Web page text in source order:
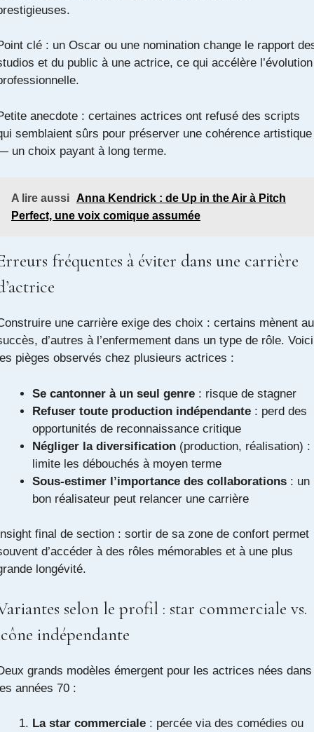
clé : un Oscar ou une nomination change le rapport
et du public à une actrice, ce qui accélère l’évolution
anecdote : certaines actrices ont refusé des scripts
semblaient sûrs pour préserver une cohérence artistique
un choix payant à long terme.
A lire aussi
Anna Kendrick : de Up in the Air à Pitch
Perfect, une voix comique assumée
fréquentes à éviter dans une carrière
une carrière exige des choix : certains mènent au
d’autres à l’enfermement dans un type de rôle. Voici
pièges observés chez plusieurs actrices :
Se cantonner à un seul genre : risque de stagner
Refuser toute production indépendante : perd des
opportunités de reconnaissance critique
Négliger la diversification (production, réalisation) :
limite les débouchés à moyen terme
Sous-estimer l’importance des collaborations : un
bon réalisateur peut relancer une carrière
final de section : sortir de sa zone de confort permet
d’accéder à des rôles mémorables et à une plus
longévité.
selon le profil : star commerciale vs.
indépendante
grands modèles émergent pour les actrices nées dans
années 70 :
La star commerciale : percée via des comédies ou